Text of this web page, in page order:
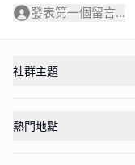
發表第一個留言...
社群主題
熱門地點